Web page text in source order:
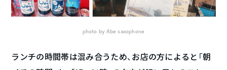
photo by Abe saxophone
ランチの時間帯は混み合うため、お店の方によると「朝